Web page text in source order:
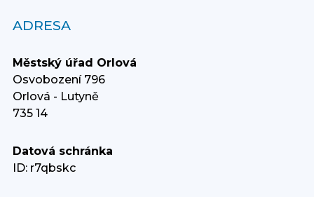
ADRESA
Městský úřad Orlová
Osvobození 796
Orlová - Lutyně
735 14
Datová schránka
ID: r7qbskc